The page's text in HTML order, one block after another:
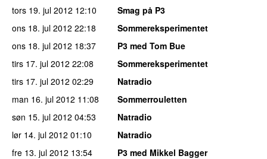
tors 19. jul 2012 12:10
Smag på P3
ons 18. jul 2012 22:18
Sommereksperimentet
ons 18. jul 2012 18:37
P3 med Tom Bue
tirs 17. jul 2012 22:08
Sommereksperimentet
tirs 17. jul 2012 02:29
Natradio
man 16. jul 2012 11:08
Sommerrouletten
søn 15. jul 2012 04:53
Natradio
lør 14. jul 2012 01:10
Natradio
fre 13. jul 2012 13:54
P3 med Mikkel Bagger